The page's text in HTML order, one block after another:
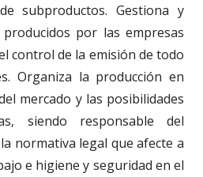
subproductos. Gestiona y
por las empresas
control de la emisión de todo
Organiza la producción en
mercado y las posibilidades
siendo responsable del
normativa legal que afecte a
e higiene y seguridad en el